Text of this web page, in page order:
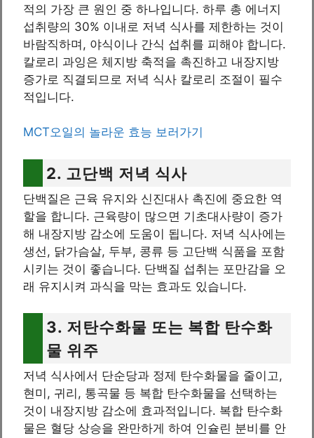
적의 가장 큰 원인 중 하나입니다. 하루 총 에너지
섭취량의 30% 이내로 저녁 식사를 제한하는 것이
바람직하며, 야식이나 간식 섭취를 피해야 합니다.
칼로리 과잉은 체지방 축적을 촉진하고 내장지방
증가로 직결되므로 저녁 식사 칼로리 조절이 필수
적입니다.
MCT오일의 놀라운 효능 보러가기
2. 고단백 저녁 식사
단백질은 근육 유지와 신진대사 촉진에 중요한 역
할을 합니다. 근육량이 많으면 기초대사량이 증가
해 내장지방 감소에 도움이 됩니다. 저녁 식사에는
생선, 닭가슴살, 두부, 콩류 등 고단백 식품을 포함
시키는 것이 좋습니다. 단백질 섭취는 포만감을 오
래 유지시켜 과식을 막는 효과도 있습니다.
3. 저탄수화물 또는 복합 탄수화
물 위주
저녁 식사에서 단순당과 정제 탄수화물을 줄이고,
현미, 귀리, 통곡물 등 복합 탄수화물을 선택하는
것이 내장지방 감소에 효과적입니다. 복합 탄수화
물은 혈당 상승을 완만하게 하여 인슐린 분비를 안